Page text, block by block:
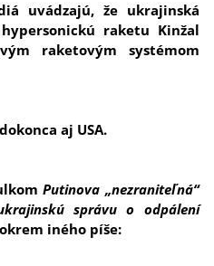
uvádzajú, že ukrajinská
raketu Kinžal
raketovým systémom
aj USA.
Putinova „nezraniteľná“
správu o odpálení
okrem iného píše: